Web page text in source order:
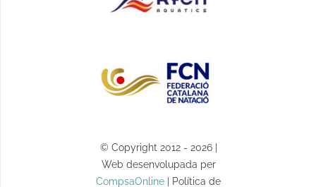
© Copyright 2012 - 2026 |
Web desenvolupada per
CompsaOnline | Política de